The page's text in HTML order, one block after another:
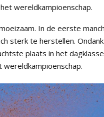
wereldkampioenschap.
In de eerste
sterk te herstellen.
plaats in het